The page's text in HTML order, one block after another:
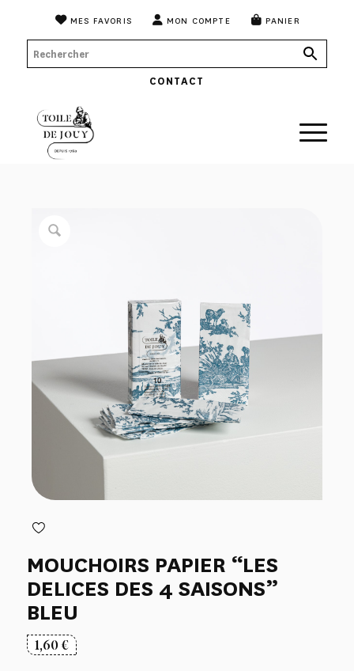
MES FAVORIS MON COMPTE PANIER
CONTACT
MOUCHOIRS PAPIER “LES
DELICES DES 4 SAISONS”
BLEU
1,60€